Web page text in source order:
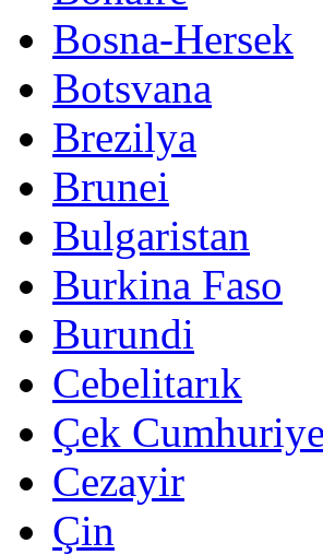
Bosna-Hersek
Botsvana
Brezilya
Brunei
Bulgaristan
Burkina Faso
Burundi
Cebelitarık
Çek
Cezayir
Çin